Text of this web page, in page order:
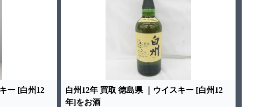
ー [白州12
白州12年 買取 徳島県 ｜ウイスキー [白州12
年]をお酒